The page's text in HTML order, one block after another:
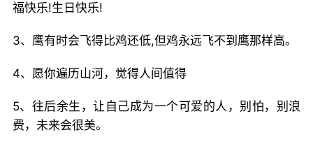
福快乐!生日快乐!
3、鹰有时会飞得比鸡还低,但鸡永远飞不到鹰那样高。
4、愿你遍历山河，觉得人间值得
5、往后余生，让自己成为一个可爱的人，别怕，别浪
费，未来会很美。